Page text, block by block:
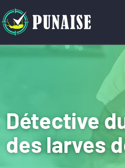
Détective
des larves